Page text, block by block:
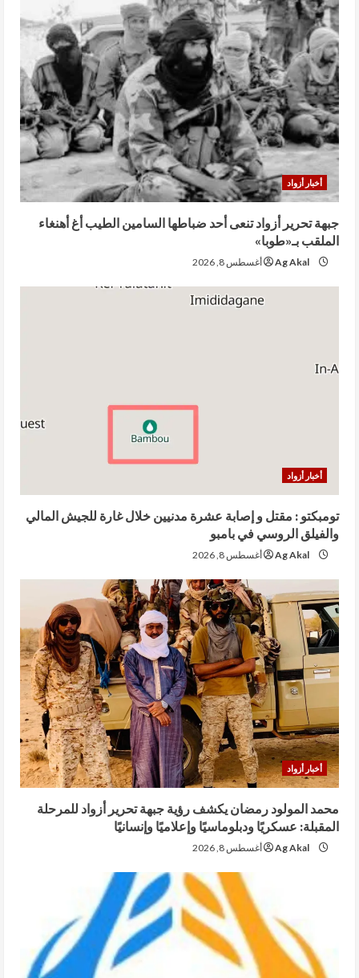
أخبار أزواد
جبهة تحرير أزواد تنعى أحد ضباطها السامين الطيب أغ أهنغاء
الملقب بـ«طوبا»
Ag Akal أغسطس 8, 2026
أخبار أزواد
تومبكتو : مقتل و إصابة عشرة مدنيين خلال غارة للجيش المالي
والفيلق الروسي في بامبو
Ag Akal أغسطس 8, 2026
أخبار أزواد
محمد المولود رمضان يكشف رؤية جبهة تحرير أزواد للمرحلة
المقبلة: عسكريًا ودبلوماسيًا وإعلاميًا وإنسانيًا
Ag Akal أغسطس 8, 2026